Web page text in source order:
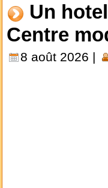
Un
Centre
8 août 2026 |